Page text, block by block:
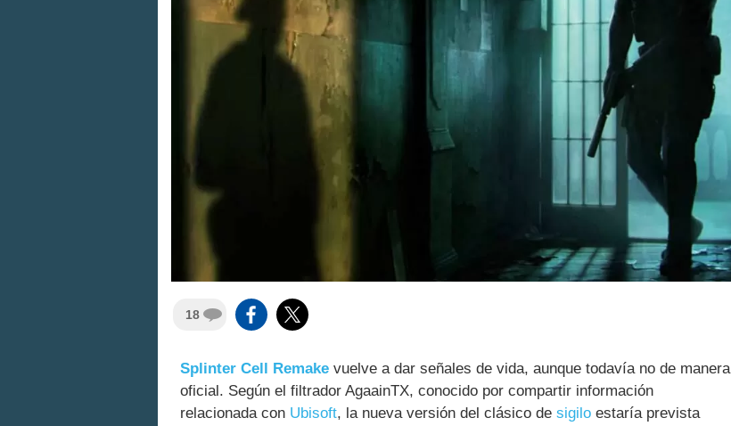
18
Splinter Cell Remake vuelve a dar señales de vida, aunque todavía no de manera
oficial. Según el filtrador AgaainTX, conocido por compartir información
relacionada con Ubisoft, la nueva versión del clásico de sigilo estaría prevista